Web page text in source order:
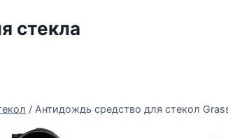
стекла
/ Антидождь средство для стекол